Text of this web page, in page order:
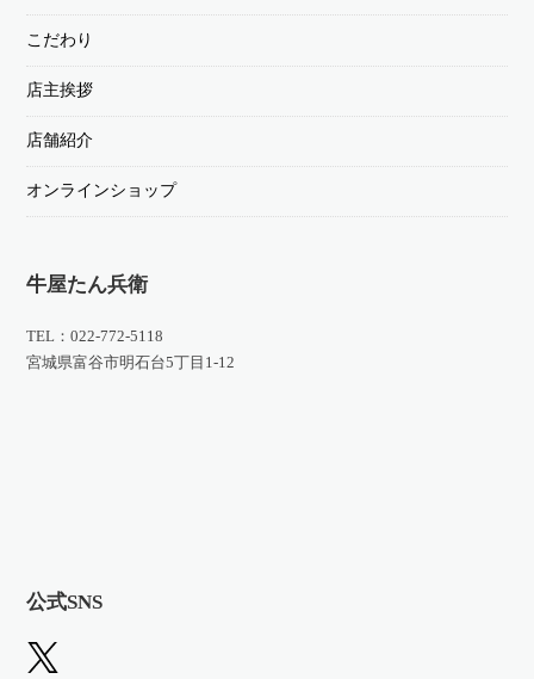
こだわり
店主挨拶
店舗紹介
オンラインショップ
牛屋たん兵衛
TEL：022-772-5118
宮城県富谷市明石台5丁目1-12
公式SNS